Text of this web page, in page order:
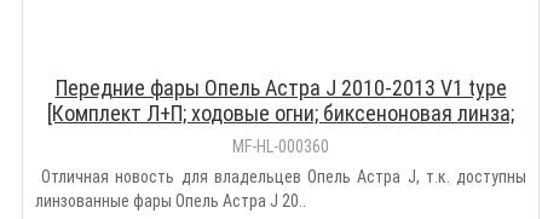
Передние фары Опель Астра J 2010-2013 V1 type
[Комплект Л+П; ходовые огни; биксеноновая линза;
электрокорректор]
MF-HL-000360
Отличная новость для владельцев Опель Астра J, т.к. доступны
линзованные фары Опель Астра J 20..